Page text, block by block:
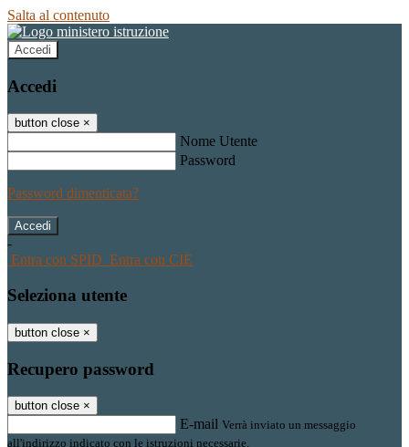
Salta al contenuto
Accedi
Accedi
button close ×
Nome Utente
Password
Password dimenticata?
-
Entra con SPID Entra con CIE
Seleziona utente
button close ×
Recupero password
button close ×
E-mail Verrà inviato un messaggio
all'indirizzo indicato con le istruzioni necessarie.